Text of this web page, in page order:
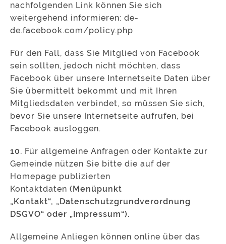
nachfolgenden Link können Sie sich
weitergehend informieren: de-
de.facebook.com/policy.php
Für den Fall, dass Sie Mitglied von Facebook
sein sollten, jedoch nicht möchten, dass
Facebook über unsere Internetseite Daten über
Sie übermittelt bekommt und mit Ihren
Mitgliedsdaten verbindet, so müssen Sie sich,
bevor Sie unsere Internetseite aufrufen, bei
Facebook ausloggen.
10. Für allgemeine Anfragen oder Kontakte zur
Gemeinde nützen Sie bitte die auf der
Homepage publizierten
Kontaktdaten (Menüpunkt
„Kontakt“, „Datenschutzgrundverordnung
DSGVO“ oder „Impressum“).
Allgemeine Anliegen können online über das